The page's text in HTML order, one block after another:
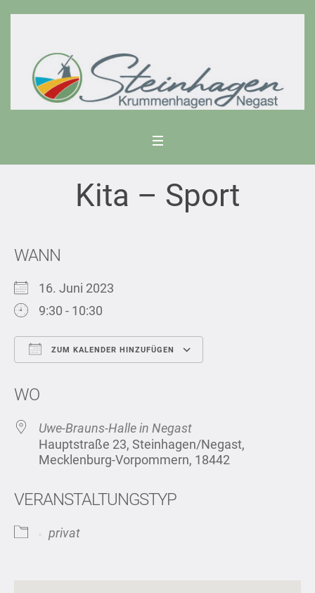
Kita – Sport
WANN
16. Juni 2023
9:30 - 10:30
ZUM KALENDER HINZUFÜGEN
WO
Uwe-Brauns-Halle in Negast
Hauptstraße 23, Steinhagen/Negast,
Mecklenburg-Vorpommern, 18442
VERANSTALTUNGSTYP
privat